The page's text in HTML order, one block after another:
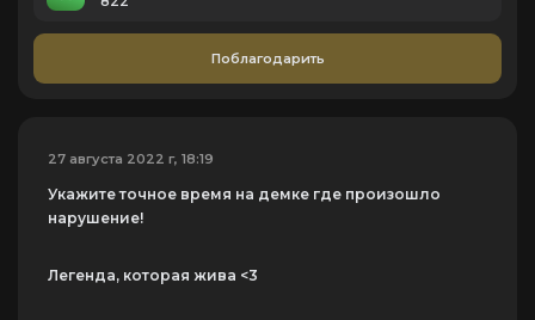
Поблагодарить
27 августа 2022 г, 18:19
Укажите точное время на демке где произошло
нарушение!
Легенда, которая жива <3